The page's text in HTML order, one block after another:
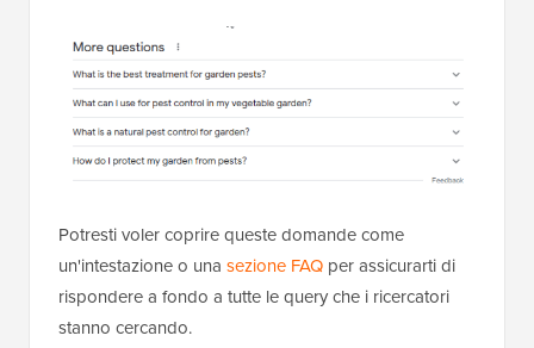
Potresti voler coprire queste domande come
un'intestazione o una sezione FAQ per assicurarti di
rispondere a fondo a tutte le query che i ricercatori
stanno cercando.